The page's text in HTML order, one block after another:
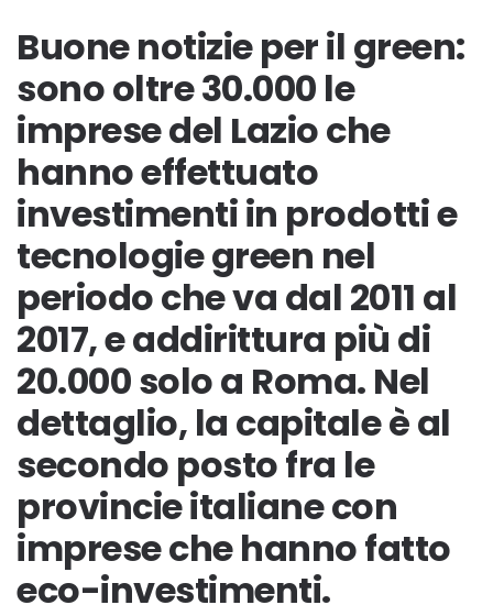
Buone notizie per il green:
sono oltre 30.000 le
imprese del Lazio che
hanno effettuato
investimenti in prodotti e
tecnologie green nel
periodo che va dal 2011 al
2017, e addirittura più di
20.000 solo a Roma. Nel
dettaglio, la capitale è al
secondo posto fra le
provincie italiane con
imprese che hanno fatto
eco-investimenti.